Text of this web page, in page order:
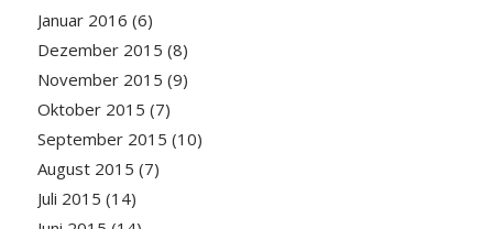
Januar 2016 (6)
Dezember 2015 (8)
November 2015 (9)
Oktober 2015 (7)
September 2015 (10)
August 2015 (7)
Juli 2015 (14)